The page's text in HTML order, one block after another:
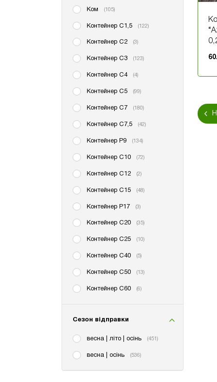
Ком (105)
Контейнер С1,5 (122)
Контейнер С2 (3)
Контейнер С3 (123)
Контейнер С4 (4)
Контейнер С5 (99)
Контейнер С7 (180)
Контейнер С7,5 (42)
Контейнер P9 (134)
Контейнер С10 (72)
Контейнер С12 (2)
Контейнер С15 (48)
Контейнер Р17 (3)
Контейнер С20 (35)
Контейнер С25 (10)
Контейнер С40 (5)
Контейнер С50 (13)
Контейнер С60 (6)
Сезон відправки
весна | літо | осінь (451)
весна | осінь (536)